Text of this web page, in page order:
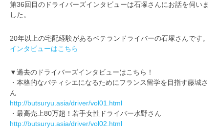
第36回目のドライバーズインタビューは石塚さんにお話を伺いま
した。
20年以上の宅配経験があるベテランドライバーの石塚さんです。
インタビューはこちら
▼過去のドライバーズインタビューはこちら！
・本格的なパティシエになるためにフランス留学を目指す藤城さ
ん
http://butsuryu.asia/driver/vol01.html
・最高売上80万超！若手女性ドライバー水野さん
http://butsuryu.asia/driver/vol02.html